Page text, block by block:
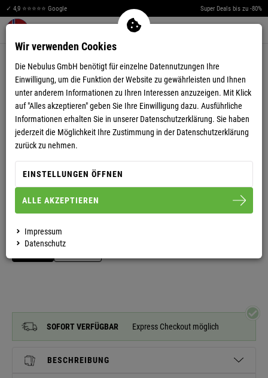
✓ 4,9 ⭐⭐⭐⭐⭐ Google Super Deals bis zu -80%
Warenkorb aufklappen
POLOSHIRT PAITAS DAMEN
SOFORT VERFÜGBAR Express Checkout möglich
BESCHREIBUNG
Wir verwenden Cookies
Die Nebulus GmbH benötigt für einzelne Datennutzungen Ihre
Einwilligung, um die Funktion der Website zu gewährleisten und Ihnen
unter anderem Informationen zu Ihren Interessen anzuzeigen. Mit Klick
auf "Alles akzeptieren" geben Sie Ihre Einwilligung dazu. Ausführliche
Informationen erhalten Sie in unserer Datenschutzerklärung. Sie haben
jederzeit die Möglichkeit Ihre Zustimmung in der Datenschutzerklärung
zurück zu nehmen.
EINSTELLUNGEN ÖFFNEN
ALLE AKZEPTIEREN
Impressum
Datenschutz